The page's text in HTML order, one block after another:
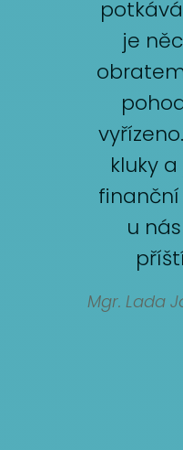
je
kluky
u
Mgr. Lada